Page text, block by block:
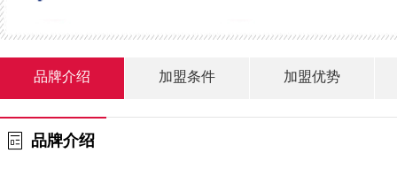
品牌介绍 加盟条件 加盟优势
品牌介绍